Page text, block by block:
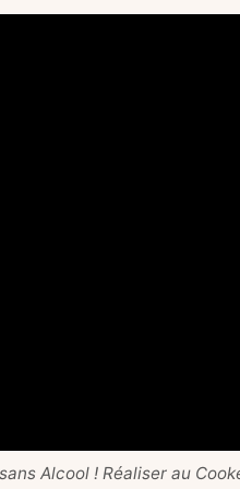
Alcool ! Réaliser au